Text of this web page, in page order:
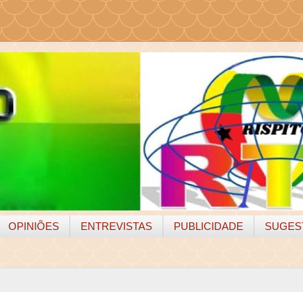
OPINIÕES ENTREVISTAS PUBLICIDADE